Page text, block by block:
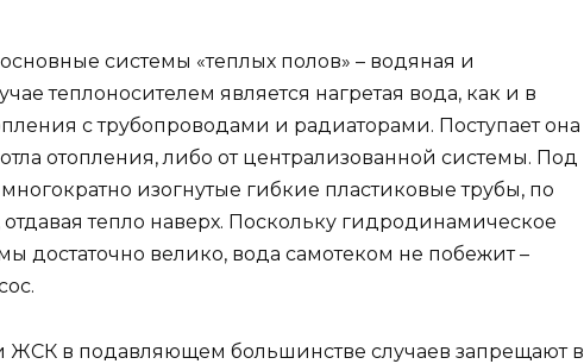
системы «теплых полов» – водяная и
теплоносителем является нагретая вода, как и в
с трубопроводами и радиаторами. Поступает она
отопления, либо от централизованной системы. Под
изогнутые гибкие пластиковые трубы, по
тепло наверх. Поскольку гидродинамическое
достаточно велико, вода самотеком не побежит –
ЖСК в подавляющем большинстве случаев запрещают в